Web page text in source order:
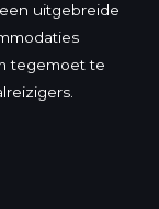
uitgebreide
tegemoet te